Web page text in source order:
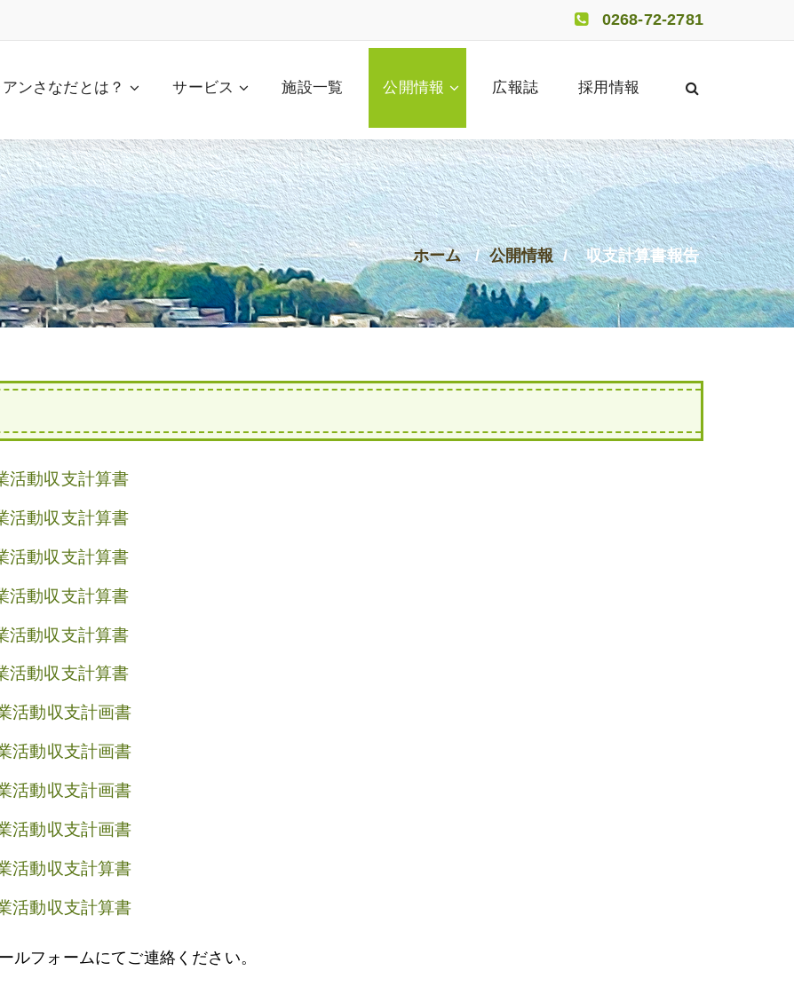
0268-72-2781
ンさなだとは？ サービス 施設一覧 公開情報 広報誌 採用情報
ホーム/公開情報/ 収支計算書報告
活動収支計算書
活動収支計算書
活動収支計算書
活動収支計算書
活動収支計算書
活動収支計算書
活動収支計画書
活動収支計画書
活動収支計画書
活動収支計画書
活動収支計算書
活動収支計算書
ルフォームにてご連絡ください。